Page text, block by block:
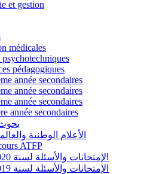
et gestion
médicales
psychotechniques
pédagogiques
année secondaires
année secondaires
année secondaires
année secondaires
الأعلام الوطنية
ATFP
الإمتحانات والأسئلة لسنة 2020
الإمتحانات والأسئلة لسنة 2019